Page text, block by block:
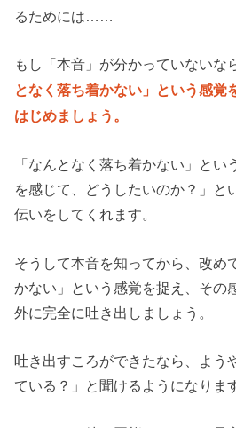
るためには……
もし「本音」が分かっていないな
となく落ち着かない」という感覚
はじめましょう。
「なんとなく落ち着かない」と
を感じて、どうしたいのか？」と
伝いをしてくれます。
そうして本音を知ってから、改め
かない」という感覚を捉え、その
外に完全に吐き出しましょう。
吐き出すころができたなら、よう
ている？」と聞けるようになりま